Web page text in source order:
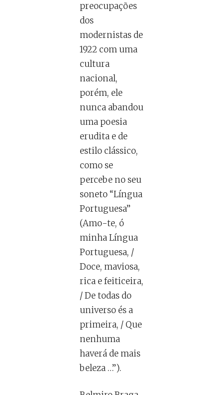
preocupações
dos
modernistas de
1922 com uma
cultura
nacional,
porém, ele
nunca abandou
uma poesia
erudita e de
estilo clássico,
como se
percebe no seu
soneto “Língua
Portuguesa”
(Amo-te, ó
minha Língua
Portuguesa, /
Doce, maviosa,
rica e feiticeira,
/ De todas do
universo és a
primeira, / Que
nenhuma
haverá de mais
beleza …”).